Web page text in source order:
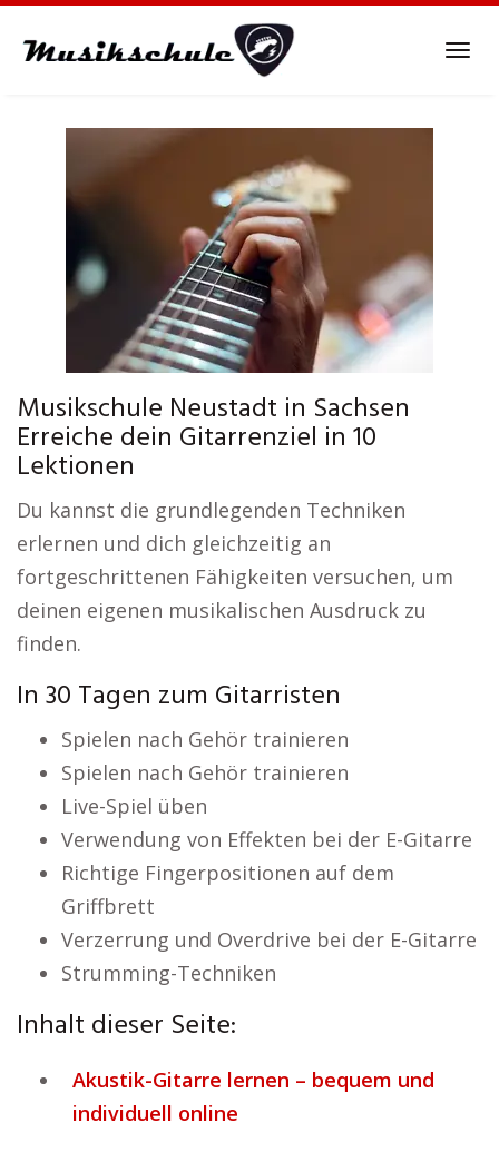
Musikschule Neustadt in Sachsen
Erreiche dein Gitarrenziel in 10
Lektionen
Du kannst die grundlegenden Techniken
erlernen und dich gleichzeitig an
fortgeschrittenen Fähigkeiten versuchen, um
deinen eigenen musikalischen Ausdruck zu
finden.
In 30 Tagen zum Gitarristen
Spielen nach Gehör trainieren
Spielen nach Gehör trainieren
Live-Spiel üben
Verwendung von Effekten bei der E-Gitarre
Richtige Fingerpositionen auf dem
Griffbrett
Verzerrung und Overdrive bei der E-Gitarre
Strumming-Techniken
Inhalt dieser Seite:
Akustik-Gitarre lernen – bequem und
individuell online